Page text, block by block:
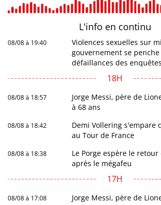
L'info en continu
08/08 à 19:40
Violences sexuelles sur
gouvernement se
défaillances des enquêtes
18H
08/08 à 18:57
Jorge Messi, père de
à 68 ans
08/08 à 18:42
Demi Vollering s'empare
au Tour de France
08/08 à 18:38
Le Porge espère le
après le mégafeu
17H
08/08 à 17:08
Jorge Messi, père de